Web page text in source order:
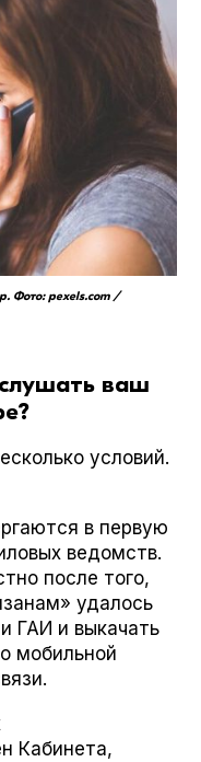
Фото: pexels.com /
ваш
условий.
в первую
ведомств.
после того,
удалось
ГАИ и выкачать
мобильной
Кабинета,